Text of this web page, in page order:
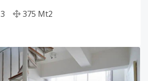
3 375 Mt2